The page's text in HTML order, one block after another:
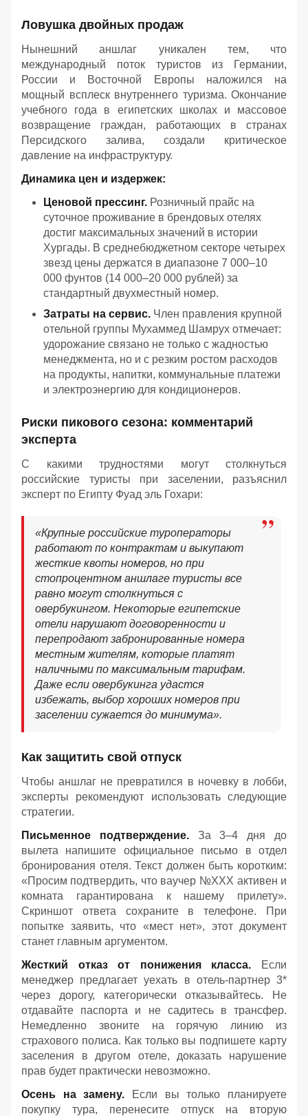
Ловушка двойных продаж
Нынешний аншлаг уникален тем, что
международный поток туристов из Германии,
России и Восточной Европы наложился на
мощный всплеск внутреннего туризма. Окончание
учебного года в египетских школах и массовое
возвращение граждан, работающих в странах
Персидского залива, создали критическое
давление на инфраструктуру.
Динамика цен и издержек:
Ценовой прессинг. Розничный прайс на
суточное проживание в брендовых отелях
достиг максимальных значений в истории
Хургады. В среднебюджетном секторе четырех
звезд цены держатся в диапазоне 7 000–10
000 фунтов (14 000–20 000 рублей) за
стандартный двухместный номер.
Затраты на сервис. Член правления крупной
отельной группы Мухаммед Шамрух отмечает:
удорожание связано не только с жадностью
менеджмента, но и с резким ростом расходов
на продукты, напитки, коммунальные платежи
и электроэнергию для кондиционеров.
Риски пикового сезона: комментарий
эксперта
С какими трудностями могут столкнуться
российские туристы при заселении, разъяснил
эксперт по Египту Фуад эль Гохари:
«Крупные российские туроператоры
работают по контрактам и выкупают
жесткие квоты номеров, но при
стопроцентном аншлаге туристы все
равно могут столкнуться с
овербукингом. Некоторые египетские
отели нарушают договоренности и
перепродают забронированные номера
местным жителям, которые платят
наличными по максимальным тарифам.
Даже если овербукинга удастся
избежать, выбор хороших номеров при
заселении сужается до минимума».
Как защитить свой отпуск
Чтобы аншлаг не превратился в ночевку в лобби,
эксперты рекомендуют использовать следующие
стратегии.
Письменное подтверждение.За 3–4 дня до
вылета напишите официальное письмо в отдел
бронирования отеля. Текст должен быть коротким:
«Просим подтвердить, что ваучер №ХХХ активен и
комната гарантирована к нашему прилету».
Скриншот ответа сохраните в телефоне. При
попытке заявить, что «мест нет», этот документ
станет главным аргументом.
Жесткий отказ от понижения класса. Если
менеджер предлагает уехать в отель-партнер 3*
через дорогу, категорически отказывайтесь. Не
отдавайте паспорта и не садитесь в трансфер.
Немедленно звоните на горячую линию из
страхового полиса. Как только вы подпишете карту
заселения в другом отеле, доказать нарушение
прав будет практически невозможно.
Осень на замену. Если вы только планируете
покупку тура, перенесите отпуск на вторую